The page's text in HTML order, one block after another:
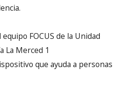
FOCUS de la Unidad
La Merced 1
que ayuda a personas